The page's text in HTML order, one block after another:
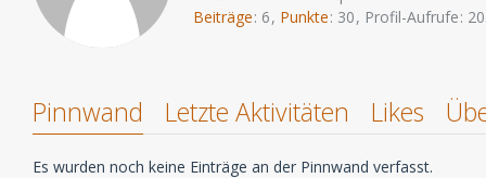
Beiträge 6 Punkte 30 Profil-Aufrufe
Pinnwand Letzte Aktivitäten Likes
Es wurden noch keine Einträge an der Pinnwand verfasst.